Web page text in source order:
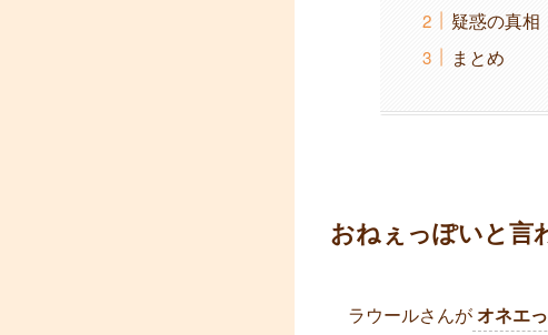
疑惑の真相
まとめ
おねぇっぽいと言
ラウールさんがオネエ